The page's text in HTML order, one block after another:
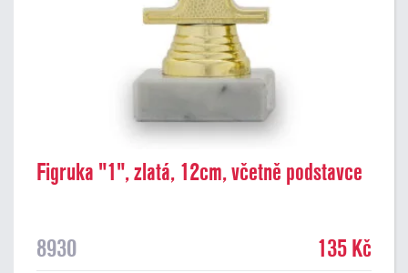
Figruka "1", zlatá, 12cm, včetně podstavce
8930 135 Kč